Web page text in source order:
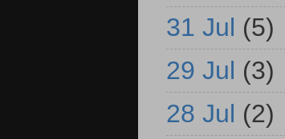
31 Jul (5)
29 Jul (3)
28 Jul (2)